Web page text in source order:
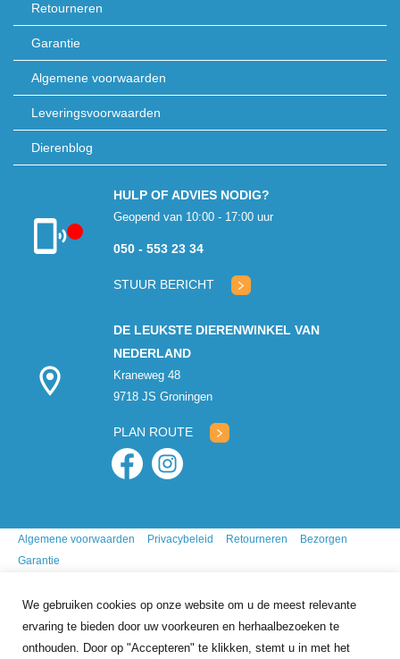
We gebruiken cookies op onze website om u de meest relevante
ervaring te bieden door uw voorkeuren en herhaalbezoeken te
onthouden. Door op "Accepteren" te klikken, stemt u in met het
Retourneren
Garantie
Algemene voorwaarden
Leveringsvoorwaarden
Dierenblog
Klantenservice
HULP OF ADVIES NODIG?
Geopend van 10:00 - 17:00 uur
050 - 553 23 34
STUUR BERICHT
DE LEUKSTE DIERENWINKEL VAN
NEDERLAND
Kraneweg 48
9718 JS Groningen
PLAN ROUTE
Algemene voorwaarden Privacybeleid Retourneren
Bezorgen
Garantie